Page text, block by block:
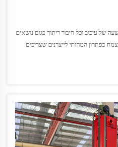
של עיכוב וכל חיבור ריתוך פגום נושאים
כפתרון המהותי לייצרנים שצריכים